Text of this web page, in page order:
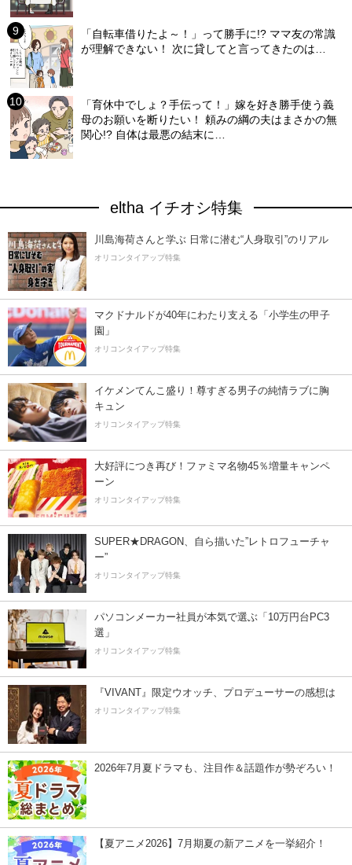
「自転車借りたよ～！」って勝手に!? ママ友の常識
が理解できない！ 次に貸してと言ってきたのは…
「育休中でしょ？手伝って！」嫁を好き勝手使う義
母のお願いを断りたい！ 頼みの綱の夫はまさかの無
関心!? 自体は最悪の結末に…
eltha イチオシ特集
川島海荷さんと学ぶ 日常に潜む“人身取引”のリアル
オリコンタイアップ特集
マクドナルドが40年にわたり支える「小学生の甲子
園」
オリコンタイアップ特集
イケメンてんこ盛り！尊すぎる男子の純情ラブに胸
キュン
オリコンタイアップ特集
大好評につき再び！ファミマ名物45％増量キャンペ
ーン
オリコンタイアップ特集
SUPER★DRAGON、自ら描いた”レトロフューチャ
ー”
オリコンタイアップ特集
パソコンメーカー社員が本気で選ぶ「10万円台PC3
選」
オリコンタイアップ特集
『VIVANT』限定ウオッチ、プロデューサーの感想は
オリコンタイアップ特集
2026年7月夏ドラマも、注目作＆話題作が勢ぞろい！
【夏アニメ2026】7月期夏の新アニメを一挙紹介！